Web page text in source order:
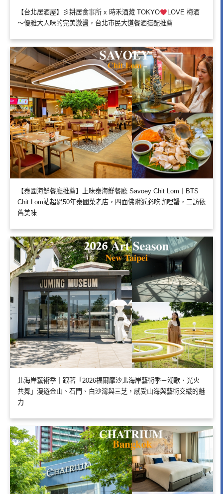
【台北居酒屋】彡耕居食事所 x 時禾酒藏 TOKYO
LOVE 梅酒
～優雅大人味的完美激盪，台北市民大道餐酒搭配推薦
【泰國海鮮餐廳推薦】上味泰海鮮餐廳 Savoey Chit Lom｜BTS
Chit Lom站超過50年泰國菜老店，四面佛附近必吃咖哩蟹，二訪依
舊美味
北海岸藝術季｜跟著「2026福爾摩沙北海岸藝術季－潮歌．光火
共舞」漫遊金山、石門、白沙灣與三芝，感受山海與藝術交織的魅
力